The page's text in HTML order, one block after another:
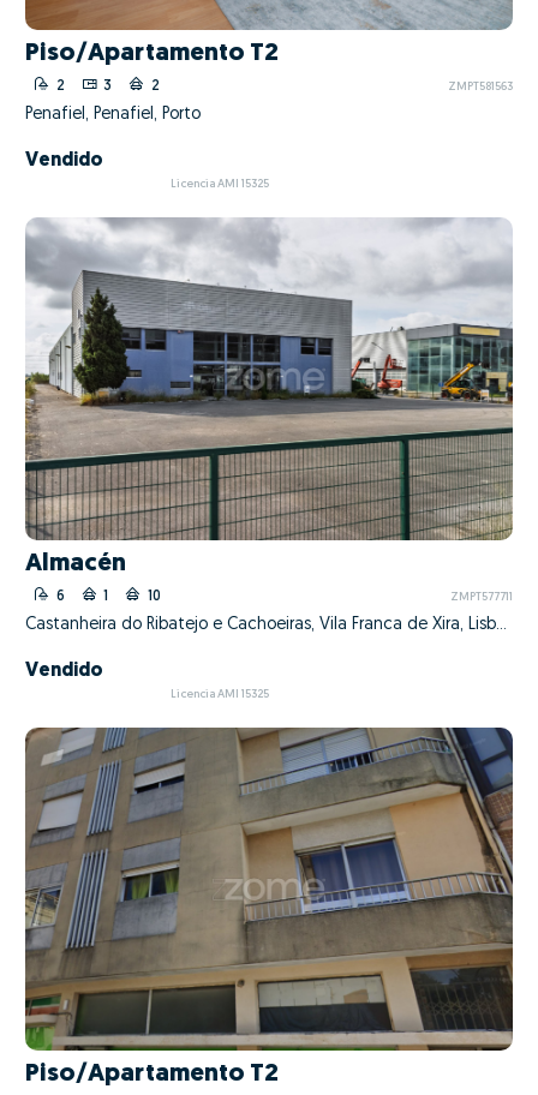
Piso/Apartamento T2
2 3 2 ZMPT581563
Penafiel, Penafiel, Porto
Vendido
Licencia AMI 15325
Almacén
6 1 10 ZMPT577711
Castanheira do Ribatejo e Cachoeiras, Vila Franca de Xira, Lisboa
Vendido
Licencia AMI 15325
Piso/Apartamento T2